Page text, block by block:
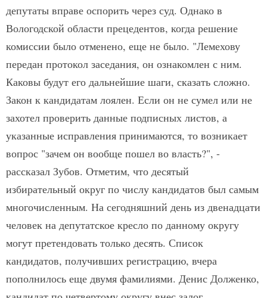
депутаты вправе оспорить через суд. Однако в
Вологодской области прецедентов, когда решение
комиссии было отменено, еще не было. "Лемехову
передан протокол заседания, он ознакомлен с ним.
Каковы будут его дальнейшие шаги, сказать сложно.
Закон к кандидатам лоялен. Если он не сумел или не
захотел проверить данные подписных листов, а
указанные исправления принимаются, то возникает
вопрос "зачем он вообще пошел во власть?", -
рассказал Зубов. Отметим, что десятый
избирательный округ по числу кандидатов был самым
многочисленным. На сегодняшний день из двенадцати
человек на депутатское кресло по данному округу
могут претендовать только десять. Список
кандидатов, получивших регистрацию, вчера
пополнилось еще двумя фамилиями. Денис Долженко,